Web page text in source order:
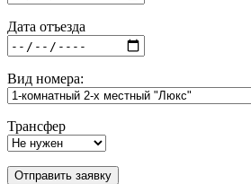
Дата отъезда
Вид номера:
Трансфер
Отправить заявку